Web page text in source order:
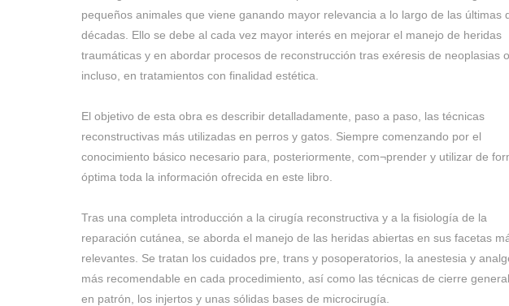
pequeños animales que viene ganando mayor relevancia a lo largo de las últimas
décadas. Ello se debe al cada vez mayor interés en mejorar el manejo de heridas
traumáticas y en abordar procesos de reconstrucción tras exéresis de neoplasias o,
incluso, en tratamientos con finalidad estética.
El objetivo de esta obra es describir detalladamente, paso a paso, las técnicas
reconstructivas más utilizadas en perros y gatos. Siempre comenzando por el
conocimiento básico necesario para, posteriormente, com¬prender y utilizar de
óptima toda la información ofrecida en este libro.
Tras una completa introducción a la cirugía reconstructiva y a la fisiología de la
reparación cutánea, se aborda el manejo de las heridas abiertas en sus facetas
relevantes. Se tratan los cuidados pre, trans y posoperatorios, la anestesia y
más recomendable en cada procedimiento, así como las técnicas de cierre
en patrón, los injertos y unas sólidas bases de microcirugía.